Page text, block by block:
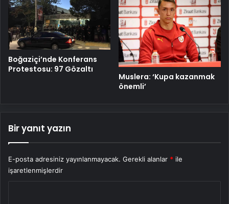
Boğaziçi’nde Konferans
Protestosu: 97 Gözaltı
Muslera: ‘Kupa kazanmak
önemli’
Bir yanıt yazın
E-posta adresiniz yayınlanmayacak. Gerekli alanlar * ile
işaretlenmişlerdir